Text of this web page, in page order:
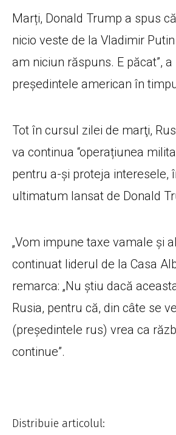
Marți, Donald Trump a spus
nicio veste de la Vladimir
am niciun răspuns. E păcat”,
preşedintele american în
Tot în cursul zilei de marţi,
va continua “operațiunea
pentru a-și proteja interesele,
ultimatum lansat de Donald
„Vom impune taxe vamale și
continuat liderul de la Casa
remarca: „Nu știu dacă
Rusia, pentru că, din câte se
(președintele rus) vrea ca
continue”.
Distribuie articolul: